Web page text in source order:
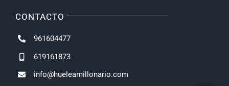
Inicio
UNISEX
CONTACTO
961604477
619161873
info@hueleamillonario.com